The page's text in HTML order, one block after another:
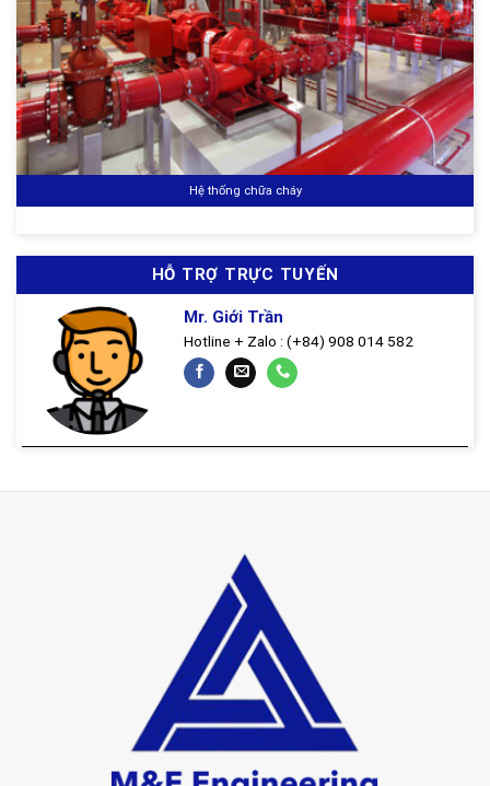
HỖ TRỢ TRỰC TUYẾN
Mr. Giới Trần
Hotline + Zalo : (+84) 908 014 582